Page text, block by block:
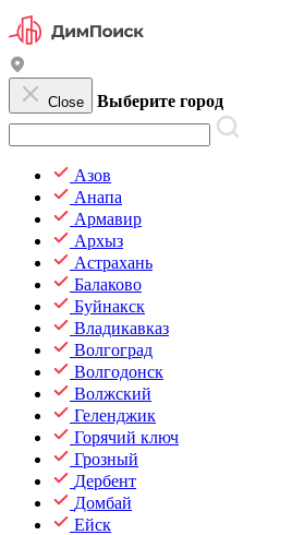
Close Выберите город
Азов
Анапа
Армавир
Архыз
Астрахань
Балаково
Буйнакск
Владикавказ
Волгоград
Волгодонск
Волжский
Геленджик
Горячий ключ
Грозный
Дербент
Домбай
Ейск